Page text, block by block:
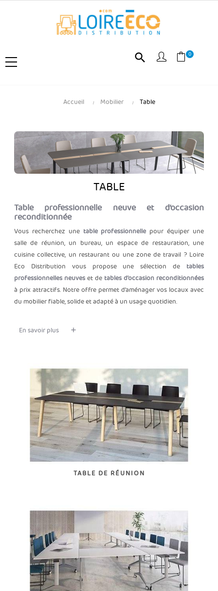
search 0
Accueil Mobilier Table
TABLE
Table professionnelle neuve et d’occasion
reconditionnée
Vous recherchez une table professionnellepour équiper une
salle de réunion, un bureau, un espace de restauration, une
cuisine collective, un restaurant ou une zone de travail ? Loire
Eco Distribution vous propose une sélection de tables
professionnelles neuveset de tables d’occasion reconditionnées
à prix attractifs. Notre offre permet d’aménager vos locaux avec
du mobilier fiable, solide et adapté à un usage quotidien.
En savoir plus
TABLE DE RÉUNION